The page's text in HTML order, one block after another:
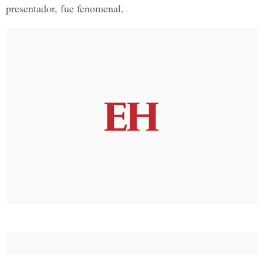
presentador, fue fenomenal.